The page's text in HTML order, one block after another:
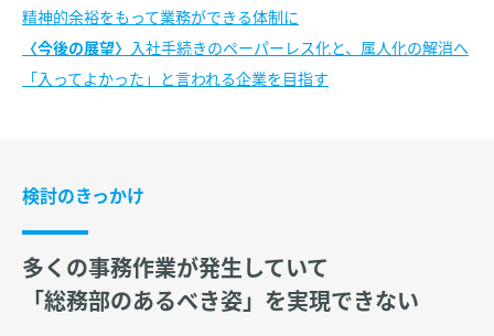
精神的余裕をもって業務ができる体制に
今後の展望
入社手続きのペーパーレス化と、属人化の解消へ
「入ってよかった」と言われる企業を目指す
検討のきっかけ
多くの事務作業が発生していて
「総務部のあるべき姿」を実現できない